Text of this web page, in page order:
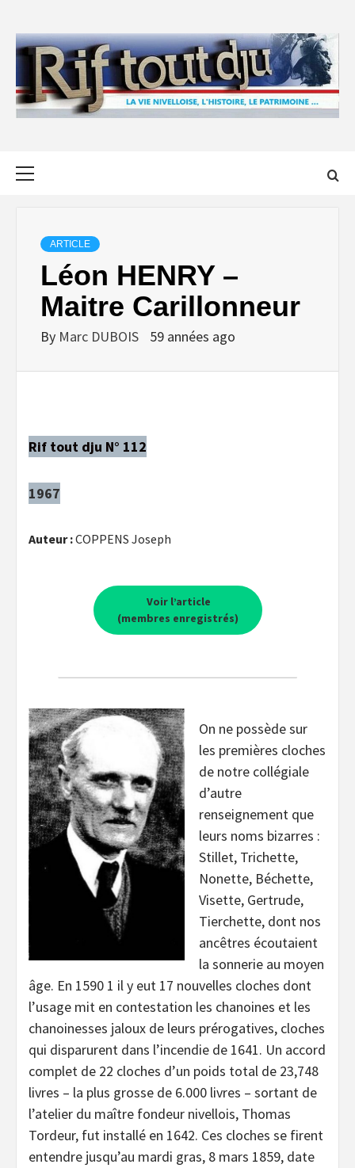
content
ARTICLE
Léon HENRY –
Maitre Carillonneur
By Marc DUBOIS 59 années ago
Rif tout dju N° 112
1967
Auteur :COPPENS Joseph
Voir l’article
(membres enregistrés)
On ne possède sur
les premières cloches
de notre collégiale
d’autre
renseignement que
leurs noms bizarres :
Stillet, Trichette,
Nonette, Béchette,
Visette, Gertrude,
Tierchette, dont nos
ancêtres écoutaient
la sonnerie au moyen
âge. En 1590 1 il y eut 17 nouvelles cloches dont
l’usage mit en contestation les chanoines et les
chanoinesses jaloux de leurs prérogatives, cloches
qui disparurent dans l’incendie de 1641. Un accord
complet de 22 cloches d’un poids total de 23,748
livres – la plus grosse de 6.000 livres – sortant de
l’atelier du maître fondeur nivellois, Thomas
Tordeur, fut installé en 1642. Ces cloches se firent
entendre jusqu’au mardi gras, 8 mars 1859, date